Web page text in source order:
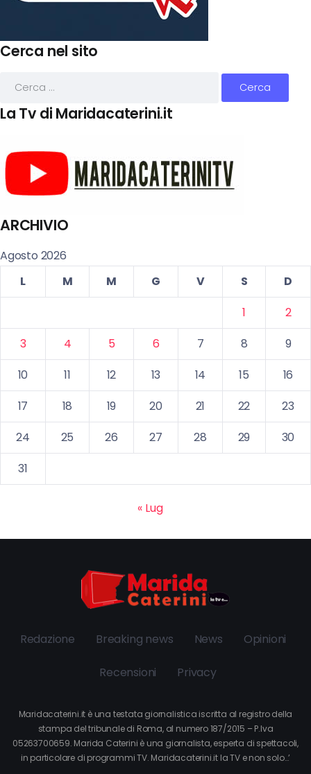
Cerca nel sito
La Tv di Maridacaterini.it
ARCHIVIO
Agosto 2026
L
M M G V S
D
1
2
3
4 5 6 7 8
9
10
11 12 13 14 15
16
17
18 19 20 21 22
23
24
25 26 27 28 29
30
31
« Lug
Redazione Breaking news News Opinioni
Recensioni Privacy
Maridacaterini.it è una testata giornalistica iscritta al registro della
stampa del tribunale di Roma, al numero 187/2015 – P.Iva
05263700659. Marida Caterini è una giornalista, esperta di spettacoli,
in particolare di programmi TV. Maridacaterini.it la TV e non solo…’